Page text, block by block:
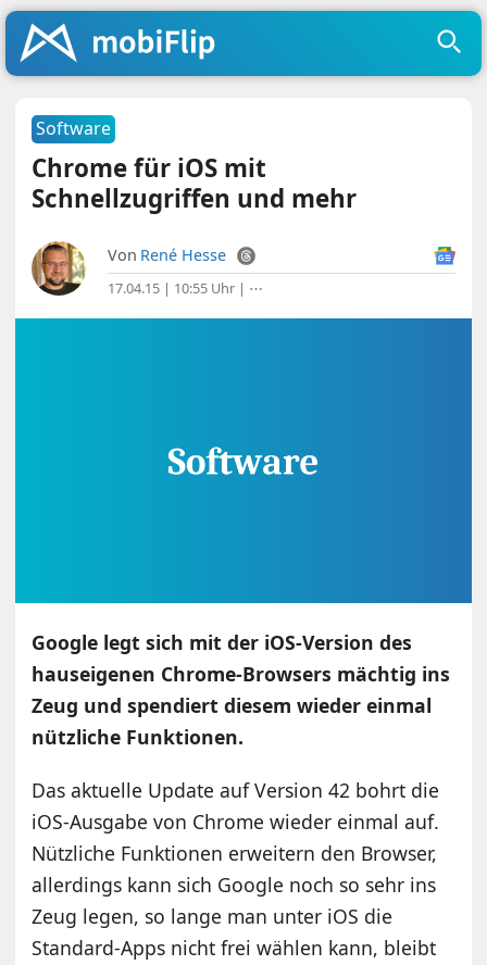
Software
Chrome für iOS mit
Schnellzugriffen und mehr
Von René Hesse
17.04.15 | 10:55 Uhr | ⋯
Google legt sich mit der iOS-Version des
hauseigenen Chrome-Browsers mächtig ins
Zeug und spendiert diesem wieder einmal
nützliche Funktionen.
Das aktuelle Update auf Version 42 bohrt die
iOS-Ausgabe von Chrome wieder einmal auf.
Nützliche Funktionen erweitern den Browser,
allerdings kann sich Google noch so sehr ins
Zeug legen, so lange man unter iOS die
Standard-Apps nicht frei wählen kann, bleibt